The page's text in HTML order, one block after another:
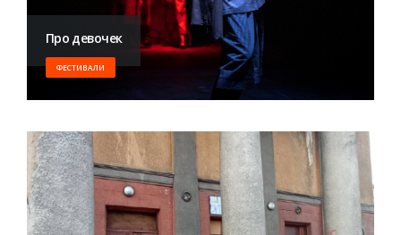
Про девочек
ФЕСТИВАЛИ